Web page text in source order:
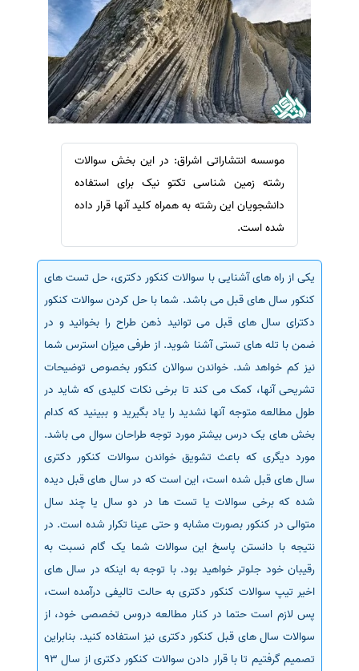
ترجمه عربی به فارسی
مشاهده همه زبان ها
سفارش ویرایش
سفارش پارافریز
سفارش فرمت‌بندی
سفارش کاهش کمیت
سفارش معرفی مجله
سفارش معرفی مقاله
سفارش چکیده مبسوط
سفارش ترجمه مولتی‌مدیا
سفارش گویندگی
سفارش تولید محتوا
سفارش ترجمه همزمان
سفارش چکیده گرافیکی
سفارش تهیه کاورلتر
سفارش انگیزه‌نامه‌SOP
موسسه انتشاراتی اشراق: در این بخش سوالات
رشته زمین شناسی تکتو نیک برای استفاده
دانشجویان این رشته به همراه کلید آنها قرار داده
شده است.
یکی از راه های آشنایی با سوالات کنکور دکتری، حل تست های
کنکور سال های قبل می باشد. شما با حل کردن سوالات کنکور
دکترای سال های قبل می توانید ذهن طراح را بخوانید و در
ضمن با تله های تستی آشنا شوید. از طرفی میزان استرس شما
نیز کم خواهد شد. خواندن سوالان کنکور بخصوص توضیحات
تشریحی آنها، کمک می کند تا برخی نکات کلیدی که شاید در
طول مطالعه متوجه آنها نشدید را یاد بگیرید و ببینید که کدام
بخش های یک درس بیشتر مورد توجه طراحان سوال می باشد.
مورد دیگری که باعث تشویق خواندن سوالات کنکور دکتری
سال های قبل شده است، این است که در سال های قبل دیده
شده که برخی سوالات یا تست ها در دو سال یا چند سال
متوالی در کنکور بصورت مشابه و حتی عینا تکرار شده است. در
نتیجه با دانستن پاسخ این سوالات شما یک گام نسبت به
رقیبان خود جلوتر خواهید بود. با توجه به اینکه در سال های
اخیر تیپ سوالات کنکور دکتری به حالت تالیفی درآمده است،
پس لازم است حتما در کنار مطالعه دروس تخصصی خود، از
سوالات سال های قبل کنکور دکتری نیز استفاده کنید. بنابراین
تصمیم گرفتیم تا با قرار دادن سوالات کنکور دکتری از سال 93